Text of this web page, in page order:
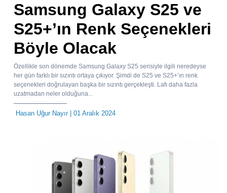
Samsung Galaxy S25 ve
S25+’ın Renk Seçenekleri
Böyle Olacak
Özellikle son dönemde Samsung Galaxy S25 serisiyle ilgili neredeyse
her gün farklı bir sızıntı ortaya çıkıyor. Şimdi de S25 ve S25+’ın renk
seçenekleri doğrulayan başka bir sızıntı gerçekleşti. Lafı daha fazla
uzatmadan neler olduğuna...
Hasan Uğur Nayır| 01 Aralık 2024